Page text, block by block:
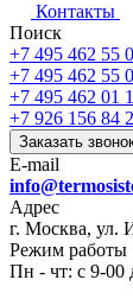
Контакты
Поиск
+7 495 462 55
+7 495 462 55
+7 495 462 01
+7 926 156 84
Заказать
E-mail
Адрес
г. Москва, ул.
Режим работы
Пн - чт: с 9-00